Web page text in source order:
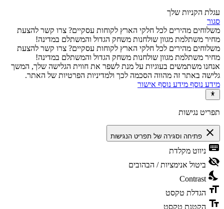
עגלת הקניות שלך
סגור
משלוחים מהירים לכל חלקי הארץ לקוחות עסקיים? צרו קשר להצעת
מחיר משתלמת מגוון שולחנות משחק הגדול והמשתלם במדינה!
משלוחים מהירים לכל חלקי הארץ לקוחות עסקיים? צרו קשר להצעת
מחיר משתלמת מגוון שולחנות משחק הגדול והמשתלם במדינה!
אנחנו משתמשים בעוגיות על מנת לשפר את חווית הגלישה שלך, המשך
גלישה באתר זה מהווה הסכמה לכך ולמדיניות הפרטיות של האתר.
מידע נוסף מידע נוסף אישור
תפריט נגישות
close פתיחה וסגירה של תפריט הנגישות
keyboard ניווט מקלדת
visibility_off ביטול אנימציות / הבהובים
nights_stay
Contrast
format_size הגדלת טקסט
text_fields הקטנת טקסט